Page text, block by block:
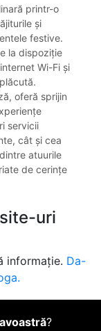
printr-o
și
festive.
la dispoziție
Wi-Fi și
oferă sprijin
servicii
cât și cea
atuurile
de cerințe
uri
informație. Da-
?